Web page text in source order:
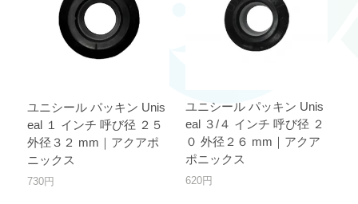
ユニシール パッキン Unis
eal １ インチ 呼び径 ２５
外径３２ mm｜アクアポ
ニックス
730円
ユニシール パッキン Unis
eal ３/４ インチ 呼び径 ２
０ 外径２６ mm｜アクア
ポニックス
620円